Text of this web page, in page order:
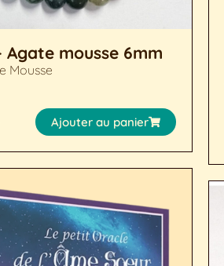
Agate mousse 6mm
Mousse
Ajouter au panier